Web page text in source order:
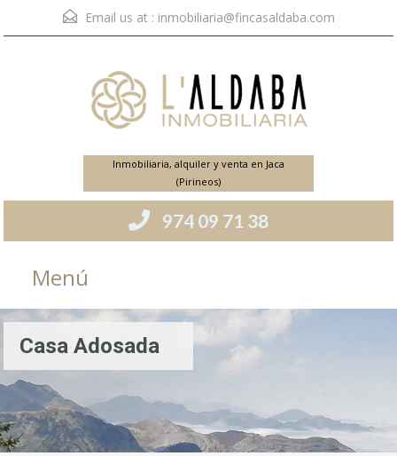
Email us at : inmobiliaria@fincasaldaba.com
Inmobiliaria, alquiler y venta en Jaca
(Pirineos)
974 09 71 38
Menú
Casa Adosada